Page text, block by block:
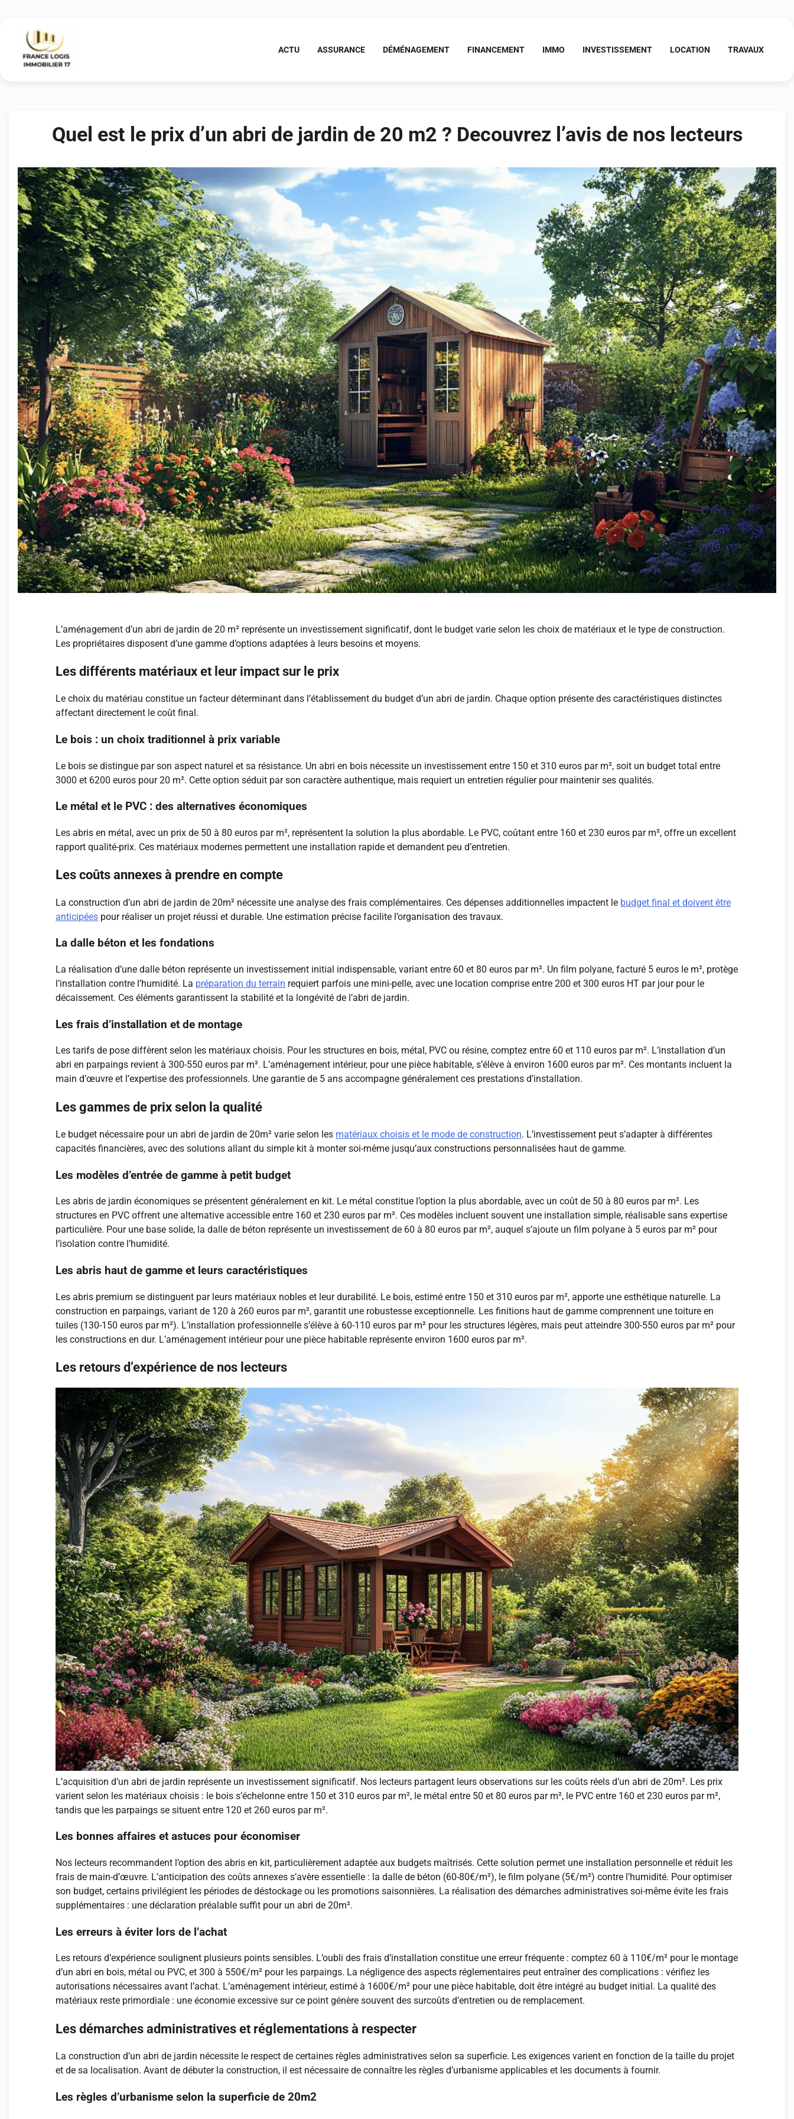
content
ACTU ASSURANCE DÉMÉNAGEMENT FINANCEMENT IMMO INVESTISSEMENT LOCATION TRAVAUX
Quel est le prix d’un abri de jardin de 20 m2 ? Decouvrez l’avis de nos lecteurs
L’aménagement d’un abri de jardin de 20 m² représente un investissement significatif, dont le budget varie selon les choix de matériaux et le type de construction.
Les propriétaires disposent d’une gamme d’options adaptées à leurs besoins et moyens.
Les différents matériaux et leur impact sur le prix
Le choix du matériau constitue un facteur déterminant dans l’établissement du budget d’un abri de jardin. Chaque option présente des caractéristiques distinctes
affectant directement le coût final.
Le bois : un choix traditionnel à prix variable
Le bois se distingue par son aspect naturel et sa résistance. Un abri en bois nécessite un investissement entre 150 et 310 euros par m², soit un budget total entre
3000 et 6200 euros pour 20 m². Cette option séduit par son caractère authentique, mais requiert un entretien régulier pour maintenir ses qualités.
Le métal et le PVC : des alternatives économiques
Les abris en métal, avec un prix de 50 à 80 euros par m², représentent la solution la plus abordable. Le PVC, coûtant entre 160 et 230 euros par m², offre un excellent
rapport qualité-prix. Ces matériaux modernes permettent une installation rapide et demandent peu d’entretien.
Les coûts annexes à prendre en compte
La construction d’un abri de jardin de 20m² nécessite une analyse des frais complémentaires. Ces dépenses additionnelles impactent le budget final et doivent être
anticipées pour réaliser un projet réussi et durable. Une estimation précise facilite l’organisation des travaux.
La dalle béton et les fondations
La réalisation d’une dalle béton représente un investissement initial indispensable, variant entre 60 et 80 euros par m². Un film polyane, facturé 5 euros le m², protège
l’installation contre l’humidité. La préparation du terrain requiert parfois une mini-pelle, avec une location comprise entre 200 et 300 euros HT par jour pour le
décaissement. Ces éléments garantissent la stabilité et la longévité de l’abri de jardin.
Les frais d’installation et de montage
Les tarifs de pose diffèrent selon les matériaux choisis. Pour les structures en bois, métal, PVC ou résine, comptez entre 60 et 110 euros par m². L’installation d’un
abri en parpaings revient à 300-550 euros par m². L’aménagement intérieur, pour une pièce habitable, s’élève à environ 1600 euros par m². Ces montants incluent la
main d’œuvre et l’expertise des professionnels. Une garantie de 5 ans accompagne généralement ces prestations d’installation.
Les gammes de prix selon la qualité
Le budget nécessaire pour un abri de jardin de 20m² varie selon les matériaux choisis et le mode de construction. L’investissement peut s’adapter à différentes
capacités financières, avec des solutions allant du simple kit à monter soi-même jusqu’aux constructions personnalisées haut de gamme.
Les modèles d’entrée de gamme à petit budget
Les abris de jardin économiques se présentent généralement en kit. Le métal constitue l’option la plus abordable, avec un coût de 50 à 80 euros par m². Les
structures en PVC offrent une alternative accessible entre 160 et 230 euros par m². Ces modèles incluent souvent une installation simple, réalisable sans expertise
particulière. Pour une base solide, la dalle de béton représente un investissement de 60 à 80 euros par m², auquel s’ajoute un film polyane à 5 euros par m² pour
l’isolation contre l’humidité.
Les abris haut de gamme et leurs caractéristiques
Les abris premium se distinguent par leurs matériaux nobles et leur durabilité. Le bois, estimé entre 150 et 310 euros par m², apporte une esthétique naturelle. La
construction en parpaings, variant de 120 à 260 euros par m², garantit une robustesse exceptionnelle. Les finitions haut de gamme comprennent une toiture en
tuiles (130-150 euros par m²). L’installation professionnelle s’élève à 60-110 euros par m² pour les structures légères, mais peut atteindre 300-550 euros par m² pour
les constructions en dur. L’aménagement intérieur pour une pièce habitable représente environ 1600 euros par m².
Les retours d’expérience de nos lecteurs
L’acquisition d’un abri de jardin représente un investissement significatif. Nos lecteurs partagent leurs observations sur les coûts réels d’un abri de 20m². Les prix
varient selon les matériaux choisis : le bois s’échelonne entre 150 et 310 euros par m², le métal entre 50 et 80 euros par m², le PVC entre 160 et 230 euros par m²,
tandis que les parpaings se situent entre 120 et 260 euros par m².
Les bonnes affaires et astuces pour économiser
Nos lecteurs recommandent l’option des abris en kit, particulièrement adaptée aux budgets maîtrisés. Cette solution permet une installation personnelle et réduit les
frais de main-d’œuvre. L’anticipation des coûts annexes s’avère essentielle : la dalle de béton (60-80€/m²), le film polyane (5€/m²) contre l’humidité. Pour optimiser
son budget, certains privilégient les périodes de déstockage ou les promotions saisonnières. La réalisation des démarches administratives soi-même évite les frais
supplémentaires : une déclaration préalable suffit pour un abri de 20m².
Les erreurs à éviter lors de l’achat
Les retours d’expérience soulignent plusieurs points sensibles. L’oubli des frais d’installation constitue une erreur fréquente : comptez 60 à 110€/m² pour le montage
d’un abri en bois, métal ou PVC, et 300 à 550€/m² pour les parpaings. La négligence des aspects réglementaires peut entraîner des complications : vérifiez les
autorisations nécessaires avant l’achat. L’aménagement intérieur, estimé à 1600€/m² pour une pièce habitable, doit être intégré au budget initial. La qualité des
matériaux reste primordiale : une économie excessive sur ce point génère souvent des surcoûts d’entretien ou de remplacement.
Les démarches administratives et réglementations à respecter
La construction d’un abri de jardin nécessite le respect de certaines règles administratives selon sa superficie. Les exigences varient en fonction de la taille du projet
et de sa localisation. Avant de débuter la construction, il est nécessaire de connaître les règles d’urbanisme applicables et les documents à fournir.
Les règles d’urbanisme selon la superficie de 20m2